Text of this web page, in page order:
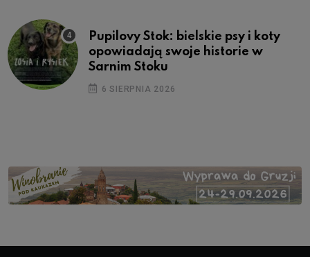
Pupilovy Stok: bielskie psy i koty
opowiadają swoje historie w
Sarnim Stoku
6 SIERPNIA 2026